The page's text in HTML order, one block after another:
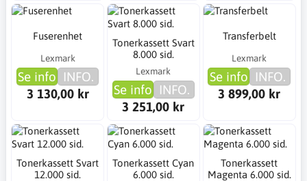
Fuserenhet
Lexmark
Se info INFO.
3 130,00 kr
Tonerkassett Svart
8.000 sid.
Lexmark
Se info INFO.
3 251,00 kr
Transferbelt
Lexmark
Se info INFO.
3 899,00 kr
Tonerkassett Svart
12.000 sid.
Tonerkassett Cyan
6.000 sid.
Tonerkassett
Magenta 6.000 sid.